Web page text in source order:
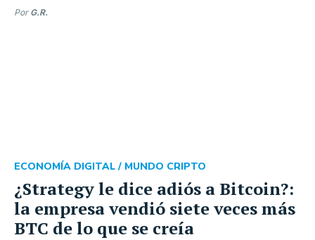
Por G.R.
¿Strategy le dice adiós a Bitcoin?:
la empresa vendió siete veces más
BTC de lo que se creía
ECONOMÍA DIGITAL / MUNDO CRIPTO